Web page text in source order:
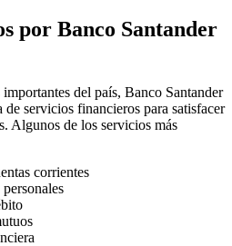
por Banco Santander
del país, Banco Santander
servicios financieros para satisfacer
Algunos de los servicios más
corrientes